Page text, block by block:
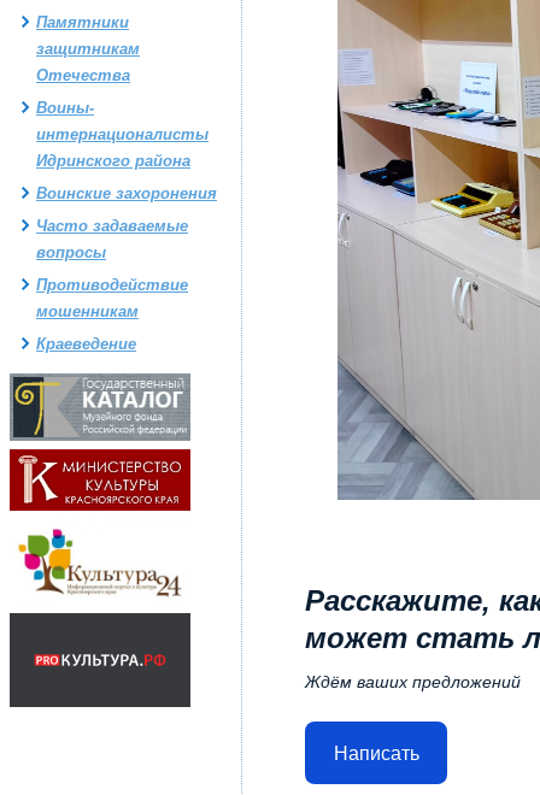
Памятники
защитникам
Отечества
Воины-
интернационалисты
Идринского района
Воинские захоронения
Часто задаваемые
вопросы
Противодействие
мошенникам
Краеведение
Расскажите,
может стать
Ждём ваших предложений
Написать